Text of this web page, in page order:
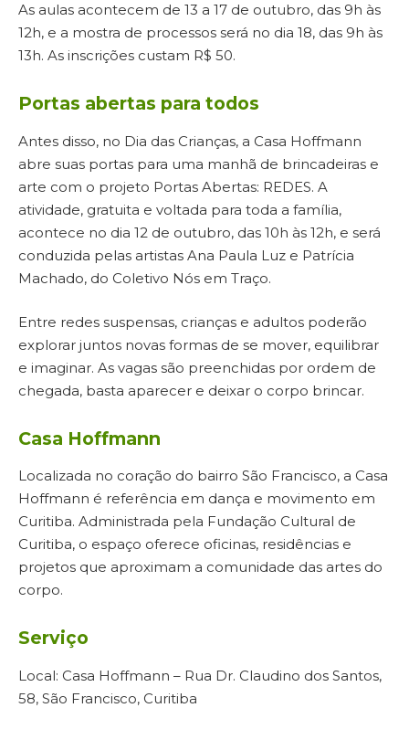
As aulas acontecem de 13 a 17 de outubro, das 9h às
12h, e a mostra de processos será no dia 18, das 9h às
13h. As inscrições custam R$ 50.
Portas abertas para todos
Antes disso, no Dia das Crianças, a Casa Hoffmann
abre suas portas para uma manhã de brincadeiras e
arte com o projeto Portas Abertas: REDES. A
atividade, gratuita e voltada para toda a família,
acontece no dia 12 de outubro, das 10h às 12h, e será
conduzida pelas artistas Ana Paula Luz e Patrícia
Machado, do Coletivo Nós em Traço.
Entre redes suspensas, crianças e adultos poderão
explorar juntos novas formas de se mover, equilibrar
e imaginar. As vagas são preenchidas por ordem de
chegada, basta aparecer e deixar o corpo brincar.
Casa Hoffmann
Localizada no coração do bairro São Francisco, a Casa
Hoffmann é referência em dança e movimento em
Curitiba. Administrada pela Fundação Cultural de
Curitiba, o espaço oferece oficinas, residências e
projetos que aproximam a comunidade das artes do
corpo.
Serviço
Local: Casa Hoffmann – Rua Dr. Claudino dos Santos,
58, São Francisco, Curitiba